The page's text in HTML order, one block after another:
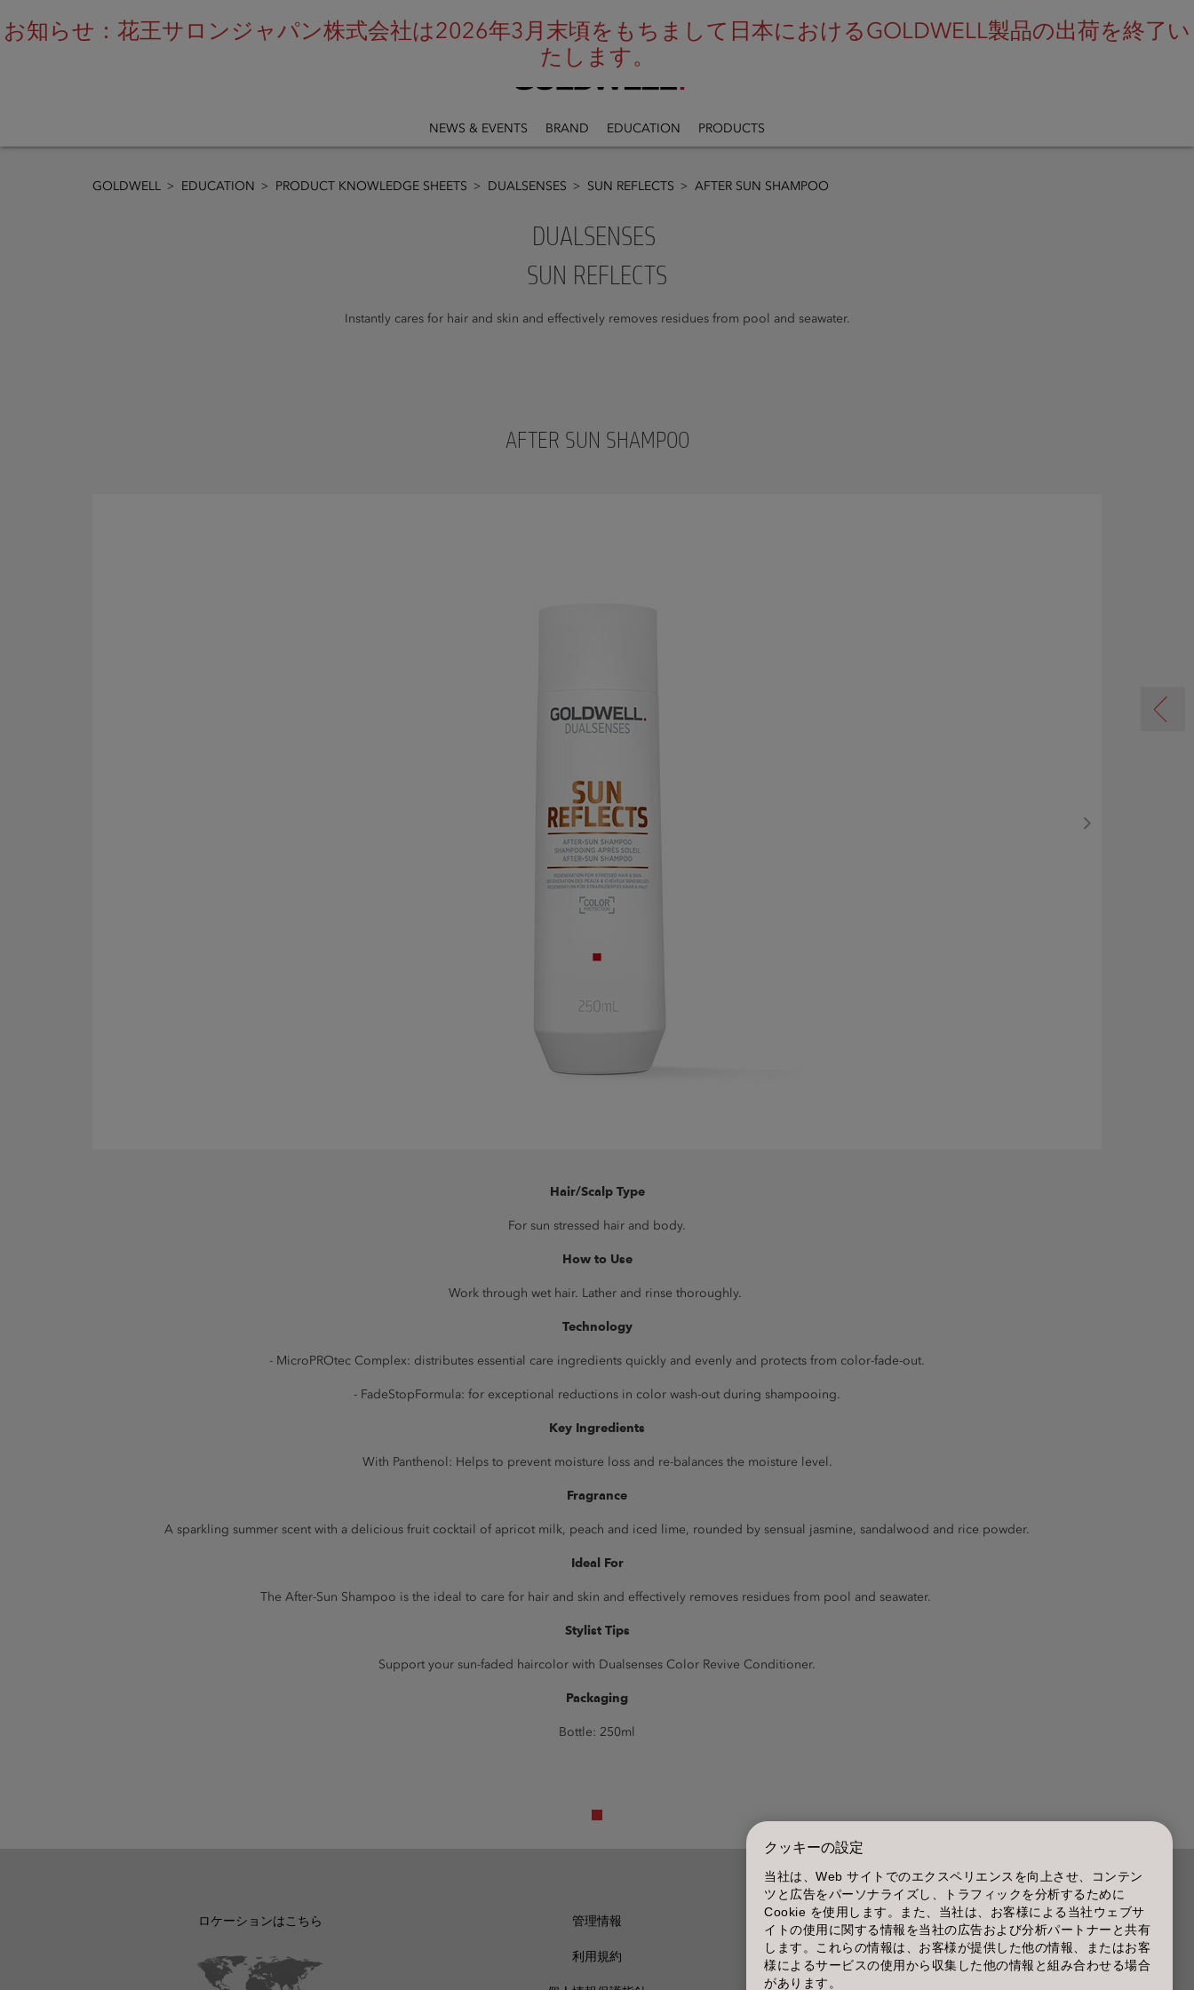
NEWS & EVENTS BRAND EDUCATION PRODUCTS
お知らせ：花王サロンジャパン株式会社は2026年3月末頃をもちまして日本におけるGOLDWELL製品の出荷を終了い
たします。
GOLDWELL EDUCATION PRODUCT KNOWLEDGE SHEETS DUALSENSES SUN REFLECTS AFTER SUN SHAMPOO
DUALSENSES
SUN REFLECTS
Instantly cares for hair and skin and effectively removes residues from pool and seawater.
AFTER SUN SHAMPOO
Hair/Scalp Type
For sun stressed hair and body.
How to Use
Work through wet hair. Lather and rinse thoroughly.
Technology
- MicroPROtec Complex: distributes essential care ingredients quickly and evenly and protects from color-fade-out.
- FadeStopFormula: for exceptional reductions in color wash-out during shampooing.
Key Ingredients
With Panthenol: Helps to prevent moisture loss and re-balances the moisture level.
Fragrance
A sparkling summer scent with a delicious fruit cocktail of apricot milk, peach and iced lime, rounded by sensual jasmine, sandalwood and rice powder.
Ideal For
The After-Sun Shampoo is the ideal to care for hair and skin and effectively removes residues from pool and seawater.
Stylist Tips
Support your sun-faded haircolor with Dualsenses Color Revive Conditioner.
Packaging
Bottle: 250ml
ロケーションはこちら 管理情報
利用規約
商品に関するお問い合わせ TEL.03-3660-7590
(土・日・休日を除く 9:00-12:00 / 13:00-17:00)
※年末年始休業；12/30~1/4
クッキーの設定
当社は、Web サイトでのエクスペリエンスを向上させ、コンテン
ツと広告をパーソナライズし、トラフィックを分析するために
Cookie を使用します。また、当社は、お客様による当社ウェブサ
イトの使用に関する情報を当社の広告および分析パートナーと共有
します。これらの情報は、お客様が提供した他の情報、またはお客
様によるサービスの使用から収集した他の情報と組み合わせる場合
があります。